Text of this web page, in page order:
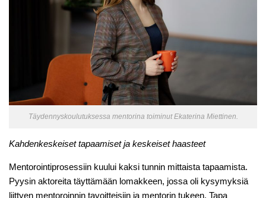
Täydennyskoulutuksessa mentorina toiminut Ekaterina Miettinen.
Kahdenkeskeiset tapaamiset ja keskeiset haasteet
Mentorointiprosessiin kuului kaksi tunnin mittaista tapaamista.
Pyysin aktoreita täyttämään lomakkeen, jossa oli kysymyksiä
liittyen mentoroinnin tavoitteisiin ja mentorin tukeen. Tapa